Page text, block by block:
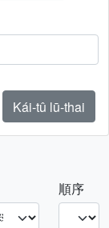
Kái-tû lū-thai
順序